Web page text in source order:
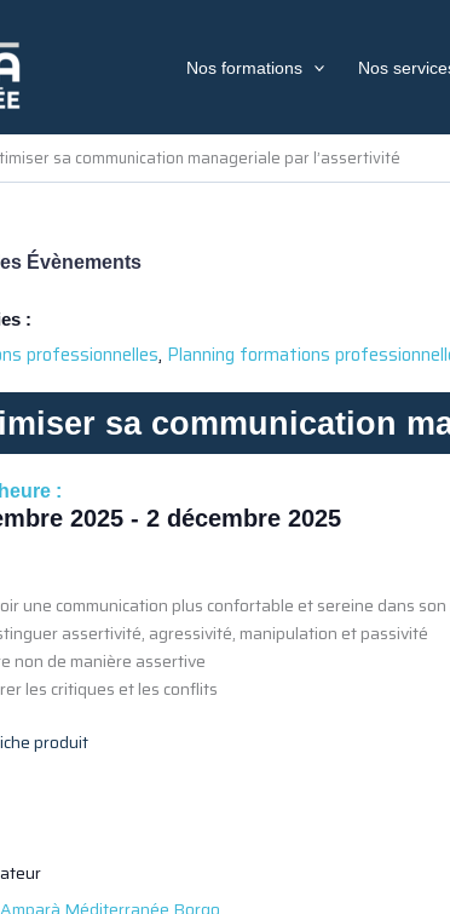
Nos formations Nos
sa communication manageriale par l’assertivité
Évènements
:
professionnelles, Planning formations
sa communication
:
2025 - 2 décembre 2025
une communication plus confortable et sereine dans
assertivité, agressivité, manipulation et passivité
non de manière assertive
les critiques et les conflits
produit